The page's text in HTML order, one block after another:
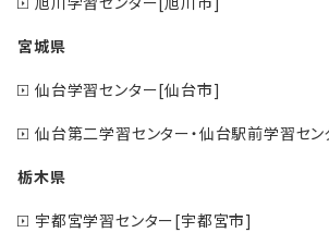
宮城県
仙台学習センター[仙台市]
仙台第二学習センター・仙台駅前学習セ
栃木県
宇都宮学習センター[宇都宮市]